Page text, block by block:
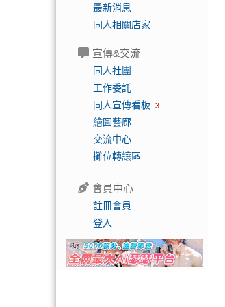
最新消息
同人相關店家
宣傳&交流
同人社團
工作委託
同人宣傳看板 3
繪圖藝廊
交流中心
攤位轉讓區
會員中心
註冊會員
登入